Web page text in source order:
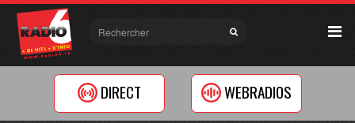
DIRECT WEBRADIOS